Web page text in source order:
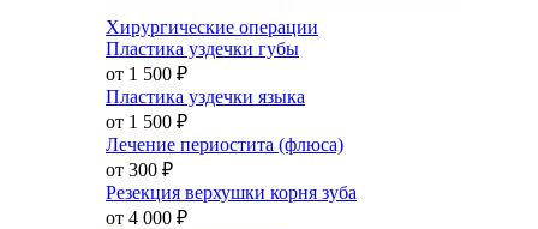
Хирургические операции
Пластика уздечки губы
от 1 500 ₽
Пластика уздечки языка
от 1 500 ₽
Лечение периостита (флюса)
от 300 ₽
Резекция верхушки корня зуба
от 4 000 ₽